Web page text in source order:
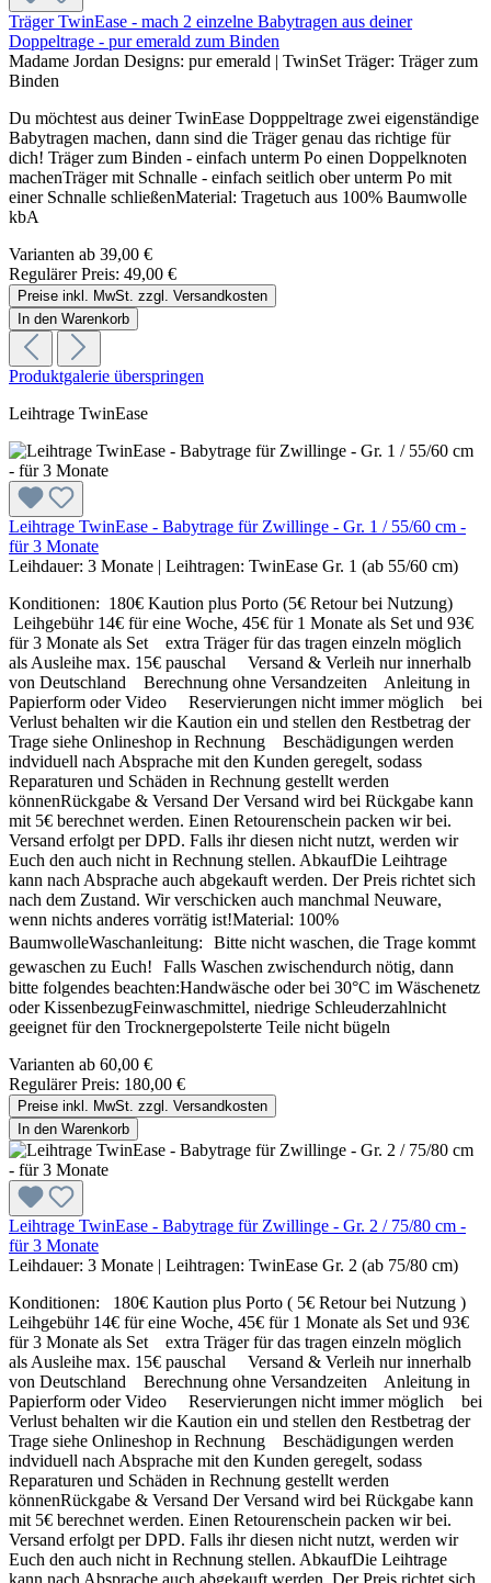
Träger TwinEase - mach 2 einzelne Babytragen aus deiner
Doppeltrage - pur emerald zum Binden
Madame Jordan Designs: pur emerald | TwinSet Träger: Träger zum
Binden
Du möchtest aus deiner TwinEase Dopppeltrage zwei eigenständige
Babytragen machen, dann sind die Träger genau das richtige für
dich! Träger zum Binden - einfach unterm Po einen Doppelknoten
machenTräger mit Schnalle - einfach seitlich ober unterm Po mit
einer Schnalle schließenMaterial: Tragetuch aus 100% Baumwolle
kbA
Varianten ab 39,00 €
Regulärer Preis: 49,00 €
Preise inkl. MwSt. zzgl. Versandkosten
In den Warenkorb
Produktgalerie überspringen
Leihtrage TwinEase
Leihtrage TwinEase - Babytrage für Zwillinge - Gr. 1 / 55/60 cm -
für 3 Monate
Leihdauer: 3 Monate | Leihtragen: TwinEase Gr. 1 (ab 55/60 cm)
Konditionen: 180€ Kaution plus Porto (5€ Retour bei Nutzung)
Leihgebühr 14€ für eine Woche, 45€ für 1 Monate als Set und 93€
für 3 Monate als Set extra Träger für das tragen einzeln möglich
als Ausleihe max. 15€ pauschal Versand & Verleih nur innerhalb
von Deutschland Berechnung ohne Versandzeiten Anleitung in
Papierform oder Video Reservierungen nicht immer möglich bei
Verlust behalten wir die Kaution ein und stellen den Restbetrag der
Trage siehe Onlineshop in Rechnung Beschädigungen werden
indviduell nach Absprache mit den Kunden geregelt, sodass
Reparaturen und Schäden in Rechnung gestellt werden
könnenRückgabe & Versand Der Versand wird bei Rückgabe kann
mit 5€ berechnet werden. Einen Retourenschein packen wir bei.
Versand erfolgt per DPD. Falls ihr diesen nicht nutzt, werden wir
Euch den auch nicht in Rechnung stellen. AbkaufDie Leihtrage
kann nach Absprache auch abgekauft werden. Der Preis richtet sich
nach dem Zustand. Wir verschicken auch manchmal Neuware,
wenn nichts anderes vorrätig ist!Material: 100%
BaumwolleWaschanleitung: Bitte nicht waschen, die Trage kommt
gewaschen zu Euch! Falls Waschen zwischendurch nötig, dann
bitte folgendes beachten:Handwäsche oder bei 30°C im Wäschenetz
oder KissenbezugFeinwaschmittel, niedrige Schleuderzahlnicht
geeignet für den Trocknergepolsterte Teile nicht bügeln
Varianten ab 60,00 €
Regulärer Preis: 180,00 €
Preise inkl. MwSt. zzgl. Versandkosten
In den Warenkorb
Leihtrage TwinEase - Babytrage für Zwillinge - Gr. 2 / 75/80 cm -
für 3 Monate
Leihdauer: 3 Monate | Leihtragen: TwinEase Gr. 2 (ab 75/80 cm)
Konditionen: 180€ Kaution plus Porto ( 5€ Retour bei Nutzung )
Leihgebühr 14€ für eine Woche, 45€ für 1 Monate als Set und 93€
für 3 Monate als Set extra Träger für das tragen einzeln möglich
als Ausleihe max. 15€ pauschal Versand & Verleih nur innerhalb
von Deutschland Berechnung ohne Versandzeiten Anleitung in
Papierform oder Video Reservierungen nicht immer möglich bei
Verlust behalten wir die Kaution ein und stellen den Restbetrag der
Trage siehe Onlineshop in Rechnung Beschädigungen werden
indviduell nach Absprache mit den Kunden geregelt, sodass
Reparaturen und Schäden in Rechnung gestellt werden
könnenRückgabe & Versand Der Versand wird bei Rückgabe kann
mit 5€ berechnet werden. Einen Retourenschein packen wir bei.
Versand erfolgt per DPD. Falls ihr diesen nicht nutzt, werden wir
Euch den auch nicht in Rechnung stellen. AbkaufDie Leihtrage
kann nach Absprache auch abgekauft werden. Der Preis richtet sich